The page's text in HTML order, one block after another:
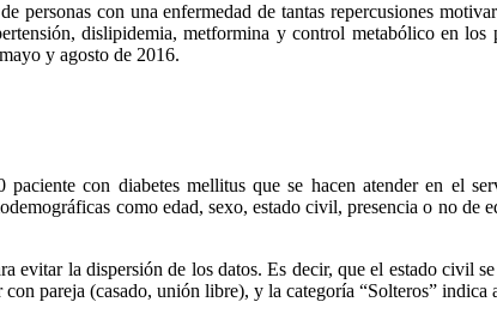
personas con una enfermedad de tantas repercusiones
dislipidemia, metformina y control metabólico en
y agosto de 2016.
con diabetes mellitus que se hacen atender en el
como edad, sexo, estado civil, presencia o no
la dispersión de los datos. Es decir, que el estado civil
pareja (casado, unión libre), y la categoría “Solteros”